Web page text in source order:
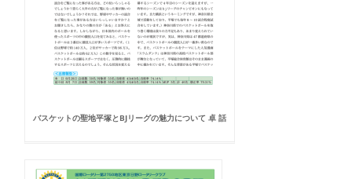
バスケットの聖地平塚とBJリーグの魅力について 卓 話